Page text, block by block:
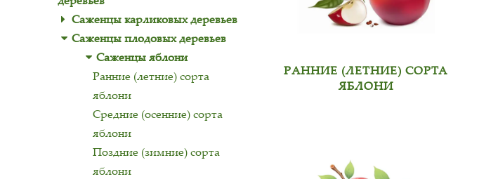
Саженцы карликовых деревьев
Саженцы плодовых деревьев
Саженцы яблони
Ранние (летние) сорта
яблони
Средние (осенние) сорта
яблони
Поздние (зимние) сорта
яблони
РАННИЕ (ЛЕТНИЕ) СОРТА
ЯБЛОНИ